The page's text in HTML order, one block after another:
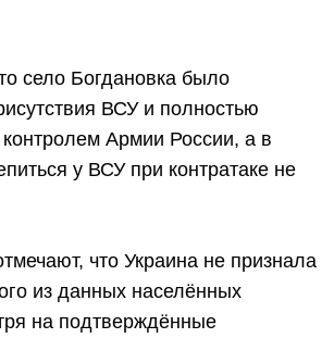
село Богдановка было
ВСУ и полностью
Армии России, а в
у ВСУ при контратаке не
что Украина не признала
из данных населённых
на подтверждённые